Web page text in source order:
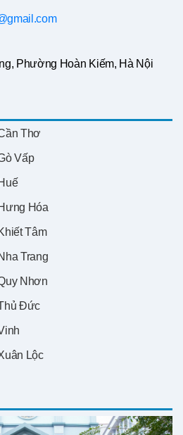
Phường Hoàn Kiếm, Hà Nội
Thơ
Vấp
Hóa
Tâm
Trang
Nhơn
Đức
Lộc